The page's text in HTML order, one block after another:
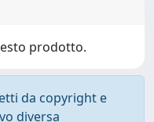
prodotto.
da copyright e
diversa